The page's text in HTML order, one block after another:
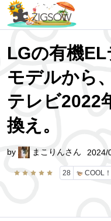
LGの有機
モデルから
テレビ2022
換え。
28 COOL！
by まこりんさん 2024/